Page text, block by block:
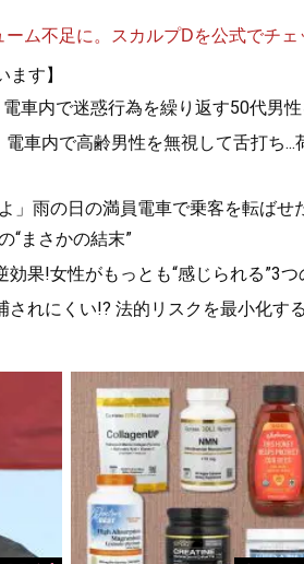
ム不足に。スカルプDを公式でチェ
す】
車内で迷惑行為を繰り返す50代男
車内で高齢男性を無視して舌打ち...
」雨の日の満員電車で乗客を転ばせ
“まさかの結末”
効果!女性がもっとも“感じられる”3
されにくい!? 法的リスクを最小化す